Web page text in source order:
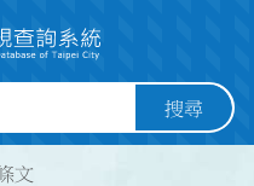
搜尋
文